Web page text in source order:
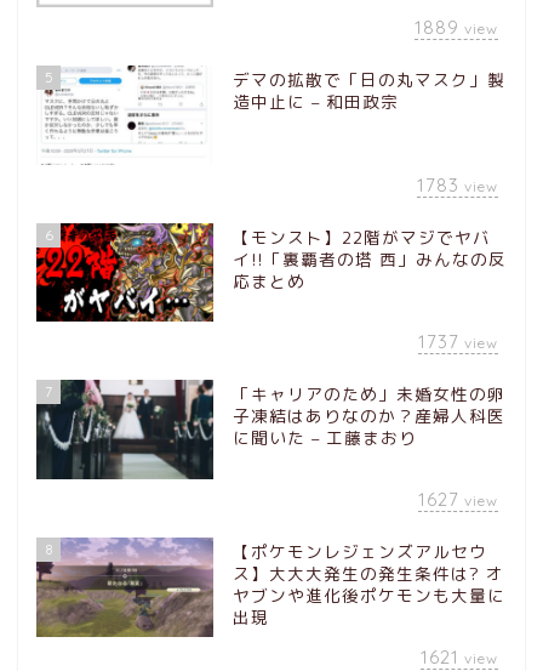
1889 view
5
デマの拡散で「日の丸マスク」製
造中止に – 和田政宗
1783 view
6
【モンスト】22階がマジでヤバ
イ!!「裏覇者の塔 西」みんなの反
応まとめ
1737 view
7
「キャリアのため」未婚女性の卵
子凍結はありなのか？産婦人科医
に聞いた – 工藤まおり
1627 view
8
【ポケモンレジェンズアルセウ
ス】大大大発生の発生条件は? オ
ヤブンや進化後ポケモンも大量に
出現
1621 view